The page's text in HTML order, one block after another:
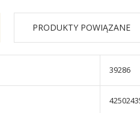
PRODUKTY POWIĄZANE
39286